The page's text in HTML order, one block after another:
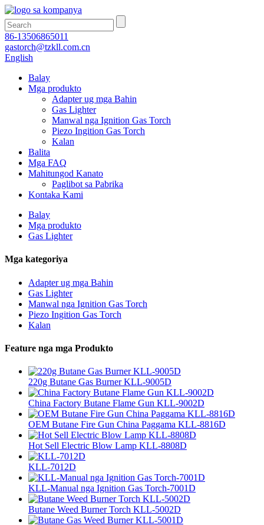
86-13506865011
gastorch@tzkll.com.cn
English
Balay
Mga produkto
Adapter ug mga Bahin
Gas Lighter
Manwal nga Ignition Gas Torch
Piezo Ingition Gas Torch
Kalan
Balita
Mga FAQ
Mahitungod Kanato
Paglibot sa Pabrika
Kontaka Kami
Balay
Mga produkto
Gas Lighter
Mga kategoriya
Adapter ug mga Bahin
Gas Lighter
Manwal nga Ignition Gas Torch
Piezo Ingition Gas Torch
Kalan
Feature nga mga Produkto
220g Butane Gas Burner KLL-9005D
China Factory Butane Flame Gun KLL-9002D
OEM Butane Fire Gun China Paggama KLL-8816D
Hot Sell Electric Blow Lamp KLL-8808D
KLL-7012D
KLL-Manual nga Ignition Gas Torch-7001D
Butane Weed Burner Torch KLL-5002D